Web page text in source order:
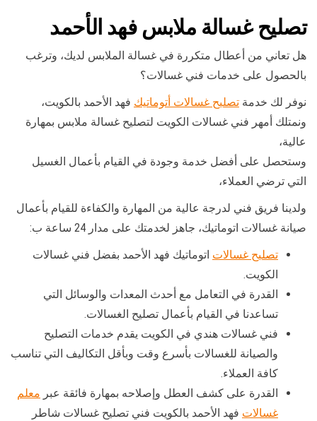
تصليح غسالة ملابس فهد الأحمد
هل تعاني من أعطال متكررة في غسالة الملابس لديك، وترغب
بالحصول على خدمات فني غسالات؟
نوفر لك خدمة تصليح غسالات أتوماتيك فهد الأحمد بالكويت،
ونمتلك أمهر فني غسالات الكويت لتصليح غسالة ملابس بمهارة
عالية،
وستحصل على أفضل خدمة وجودة في القيام بأعمال الغسيل
التي ترضي العملاء،
ولدينا فريق فني لدرجة عالية من المهارة والكفاءة للقيام بأعمال
صيانة غسالات اتوماتيك، جاهز لخدمتك على مدار 24 ساعة ب:
تصليح غسالات اتوماتيك فهد الأحمد بفضل فني غسالات
الكويت.
القدرة في التعامل مع أحدث المعدات والوسائل التي
تساعدنا في القيام بأعمال تصليح الغسالات.
فني غسالات هندي في الكويت يقدم خدمات التصليح
والصيانة للغسالات بأسرع وقت وبأقل التكاليف التي تناسب
كافة العملاء.
القدرة على كشف العطل وإصلاحه بمهارة فائقة عبر معلم
غسالات فهد الأحمد بالكويت فني تصليح غسالات شاطر